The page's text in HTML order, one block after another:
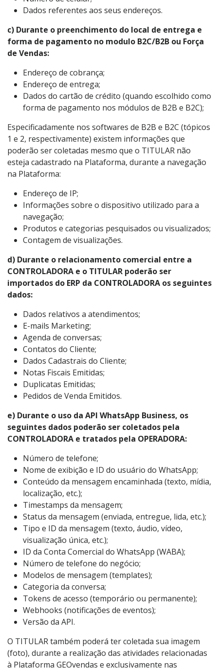
Dados referentes aos seus endereços.
c) Durante o preenchimento do local de entrega e
forma de pagamento no modulo B2C/B2B ou Força
de Vendas:
Endereço de cobrança;
Endereço de entrega;
Dados do cartão de crédito (quando escolhido como
forma de pagamento nos módulos de B2B e B2C);
Especificadamente nos softwares de B2B e B2C (tópicos
1 e 2, respectivamente) existem informações que
poderão ser coletadas mesmo que o TITULAR não
esteja cadastrado na Plataforma, durante a navegação
na Plataforma:
Endereço de IP;
Informações sobre o dispositivo utilizado para a
navegação;
Produtos e categorias pesquisados ou visualizados;
Contagem de visualizações.
d) Durante o relacionamento comercial entre a
CONTROLADORA e o TITULAR poderão ser
importados do ERP da CONTROLADORA os seguintes
dados:
Dados relativos a atendimentos;
E-mails Marketing;
Agenda de conversas;
Contatos do Cliente;
Dados Cadastrais do Cliente;
Notas Fiscais Emitidas;
Duplicatas Emitidas;
Pedidos de Venda Emitidos.
e) Durante o uso da API WhatsApp Business, os
seguintes dados poderão ser coletados pela
CONTROLADORA e tratados pela OPERADORA:
Número de telefone;
Nome de exibição e ID do usuário do WhatsApp;
Conteúdo da mensagem encaminhada (texto, mídia,
localização, etc.);
Timestamps da mensagem;
Status da mensagem (enviada, entregue, lida, etc.);
Tipo e ID da mensagem (texto, áudio, vídeo,
visualização única, etc.);
ID da Conta Comercial do WhatsApp (WABA);
Número de telefone do negócio;
Modelos de mensagem (templates);
Categoria da conversa;
Tokens de acesso (temporário ou permanente);
Webhooks (notificações de eventos);
Versão da API.
O TITULAR também poderá ter coletada sua imagem
(foto), durante a realização das atividades relacionadas
à Plataforma GEOvendas e exclusivamente nas